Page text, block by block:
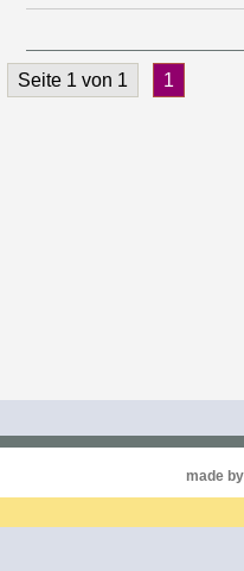
Seite 1 von 1 1
made